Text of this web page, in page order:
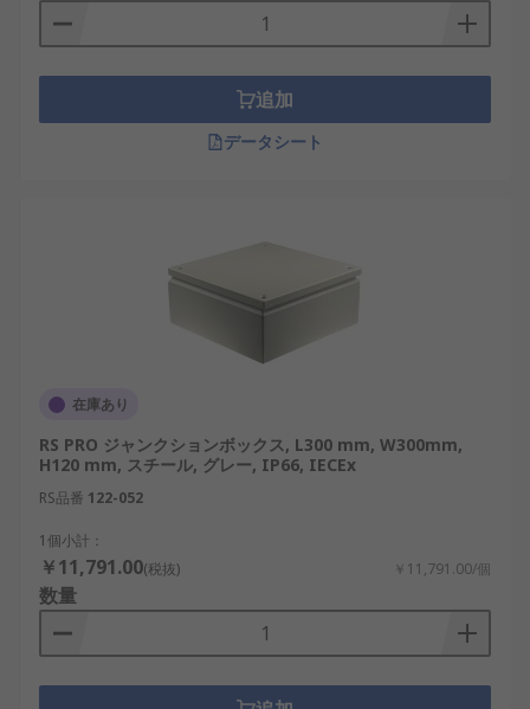
RS PRO：樹脂製、金属製、防水仕様、透明カ
バー付きなど、配線接続や機器収納に使用す
る各種ジャンクションボックスを扱っていま
Hensel：電気設備向けの接続箱や分電用エン
に、端子台、DINレール、ケーブル引込部を
組み合わせた接続用ボックスを提供していま
ABB：建築設備や産業設備で使用する、樹脂
を扱っています。
Schneider Electric：制御機器や電気部品を収
業用エンクロージャを展開しています。
Legrand：建築設備や電気配線向けに、屋内
用・防水用の接続箱や配線用ボックスを提供
しています。
追加
データシート
在庫あり
RS PRO ジャンクションボックス, L300 mm, W300mm,
H120 mm, スチール, グレー, IP66, IECEx
RS品番 122-052
1個小計：
￥11,791.00(税抜) ￥11,791.00/個
数量